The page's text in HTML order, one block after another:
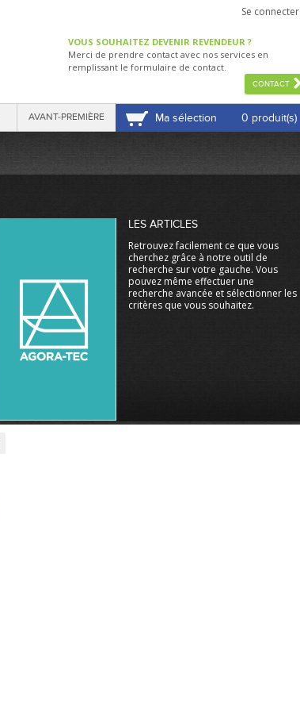
Se connecter
VOUS SOUHAITEZ DEVENIR REVENDEUR ?
Merci de prendre contact avec nos services en
remplissant le formulaire de contact.
CONTACT
AVANT-PREMIÈRE Ma sélection 0 produit(s)
LES ARTICLES
Retrouvez facilement ce que vous
cherchez grâce à notre outil de
recherche sur votre gauche. Vous
pouvez même effectuer une
recherche avancée et sélectionner les
critères que vous souhaitez.